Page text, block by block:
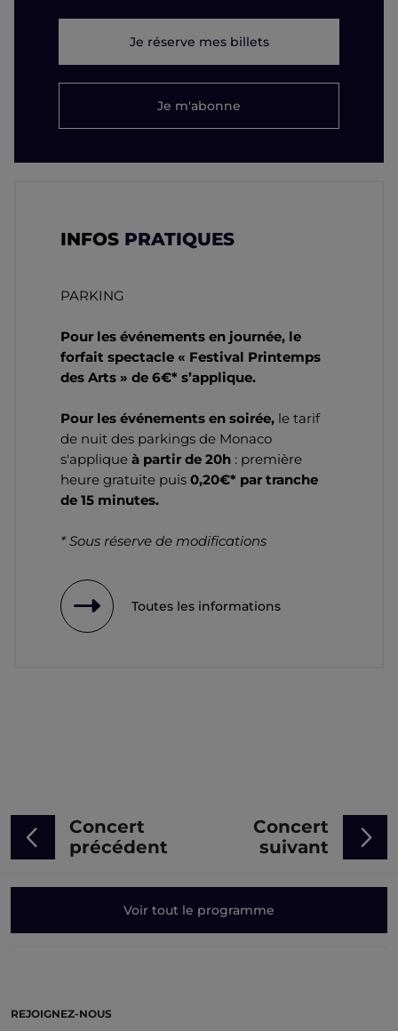
Je réserve mes billets
Je m'abonne
INFOS PRATIQUES
PARKING
Pour les événements en journée, le
forfait spectacle « Festival Printemps
des Arts » de 6€* s’applique.
Pour les événements en soirée, le tarif
de nuit des parkings de Monaco
s'applique à partir de 20h : première
heure gratuite puis 0,20€* par tranche
de 15 minutes.
* Sous réserve de modifications
Toutes les informations
Concert
précédent
Voir tout le programme
Concert
suivant
REJOIGNEZ-NOUS